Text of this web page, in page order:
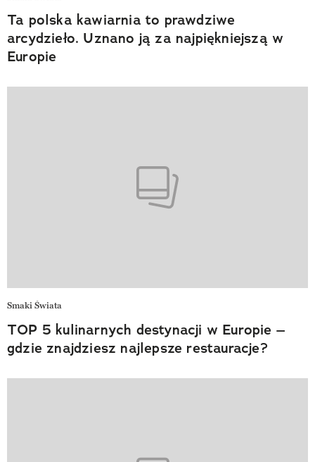
Ta polska kawiarnia to prawdziwe
arcydzieło. Uznano ją za najpiękniejszą w
Europie
Smaki Świata
TOP 5 kulinarnych destynacji w Europie –
gdzie znajdziesz najlepsze restauracje?